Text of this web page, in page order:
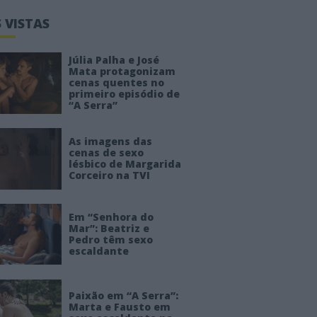
VISTAS
Júlia Palha e José
Mata protagonizam
cenas quentes no
primeiro episódio de
“A Serra”
As imagens das
cenas de sexo
lésbico de Margarida
Corceiro na TVI
Em “Senhora do
Mar”: Beatriz e
Pedro têm sexo
escaldante
Paixão em “A Serra”:
Marta e Fausto em